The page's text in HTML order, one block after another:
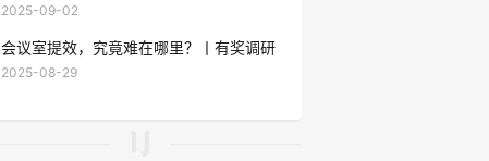
2025-09-02
会议室提效，究竟难在哪里？丨有奖调研
2025-08-29